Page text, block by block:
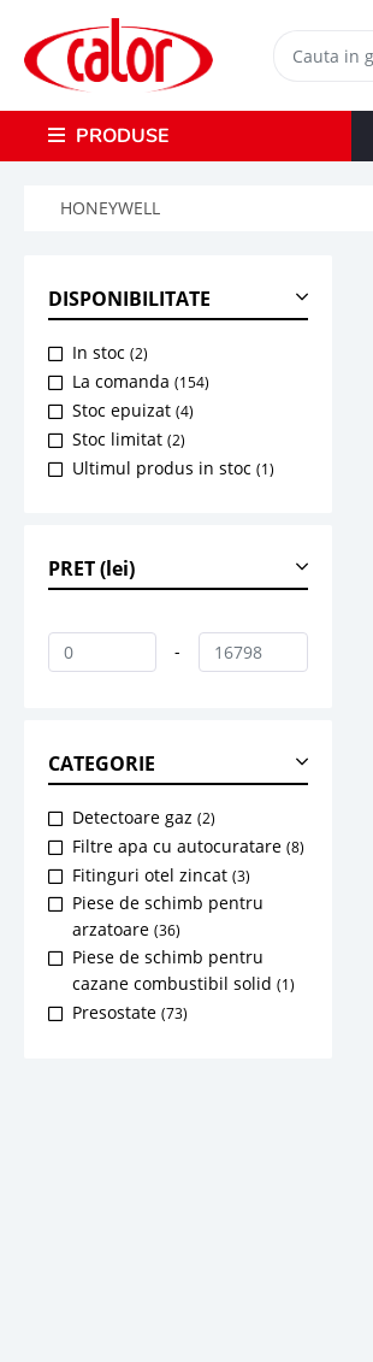
PRODUSE
HONEYWELL
DISPONIBILITATE
In stoc (2)
La comanda (154)
Stoc epuizat (4)
Stoc limitat (2)
Ultimul produs in stoc (1)
PRET (lei)
-
CATEGORIE
Detectoare gaz (2)
Filtre apa cu autocuratare (8)
Fitinguri otel zincat (3)
Piese de schimb pentru
arzatoare (36)
Piese de schimb pentru
cazane combustibil solid (1)
Presostate (73)